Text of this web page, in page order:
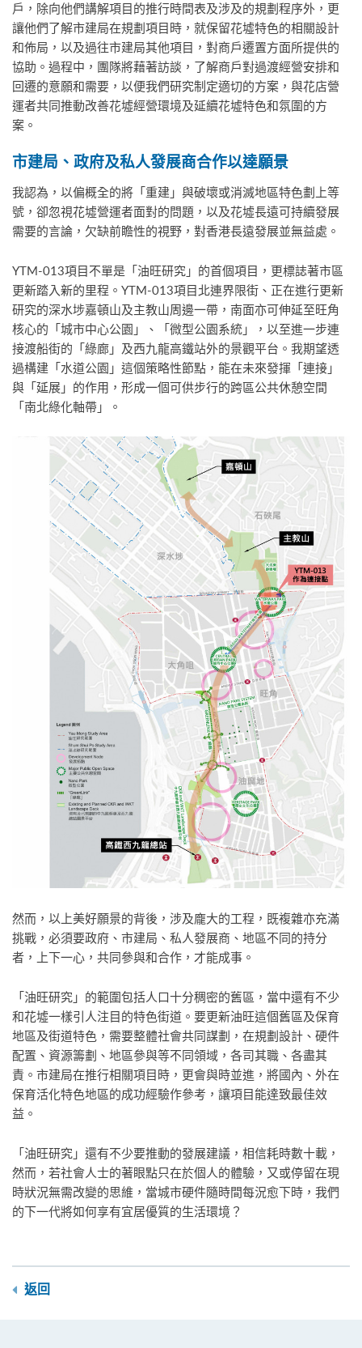
戶，除向他們講解項目的推行時間表及涉及的規劃程序外，更
讓他們了解市建局在規劃項目時，就保留花墟特色的相關設計
和佈局，以及過往市建局其他項目，對商戶遷置方面所提供的
協助。過程中，團隊將藉著訪談，了解商戶對過渡經營安排和
回遷的意願和需要，以便我們研究制定適切的方案，與花店營
運者共同推動改善花墟經營環境及延續花墟特色和氛圍的方
案。
市建局 、 政府及私人發展商合作以達願景
我認為，以偏概全的將「重建」與破壞或消滅地區特色劃上等
號，卻忽視花墟營運者面對的問題，以及花墟長遠可持續發展
需要的言論，欠缺前瞻性的視野，對香港長遠發展並無益處。
YTM-013項目不單是「油旺研究」的首個項目，更標誌著市區
更新踏入新的里程。YTM-013項目北連界限街、正在進行更新
研究的深水埗嘉頓山及主教山周邊一帶，南面亦可伸延至旺角
核心的「城市中心公園」、「微型公園系統」，以至進一步連
接渡船街的「綠廊」及西九龍高鐵站外的景觀平台。我期望透
過構建「水道公園」這個策略性節點，能在未來發揮「連接」
與「延展」的作用，形成一個可供步行的跨區公共休憩空間
「南北綠化軸帶」。
然而，以上美好願景的背後，涉及龐大的工程，既複雜亦充滿
挑戰，必須要政府、市建局、私人發展商、地區不同的持分
者，上下一心，共同參與和合作，才能成事。
「油旺研究」的範圍包括人口十分稠密的舊區，當中還有不少
和花墟一樣引人注目的特色街道。要更新油旺這個舊區及保育
地區及街道特色，需要整體社會共同謀劃，在規劃設計、硬件
配置、資源籌劃、地區參與等不同領域，各司其職、各盡其
責。市建局在推行相關項目時，更會與時並進，將國內、外在
保育活化特色地區的成功經驗作參考，讓項目能達致最佳效
益。
「油旺研究」還有不少要推動的發展建議，相信耗時數十載，
然而，若社會人士的著眼點只在於個人的體驗，又或停留在現
時狀況無需改變的思維，當城市硬件隨時間每況愈下時，我們
的下一代將如何享有宜居優質的生活環境？
返回